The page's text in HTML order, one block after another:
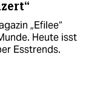
„Efilee“
Heute isst
Esstrends.